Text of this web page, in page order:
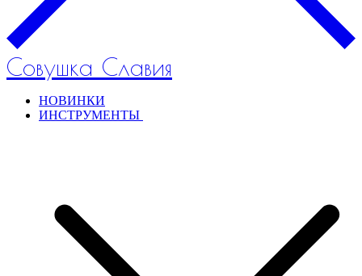
Совушка Славия
НОВИНКИ
ИНСТРУМЕНТЫ